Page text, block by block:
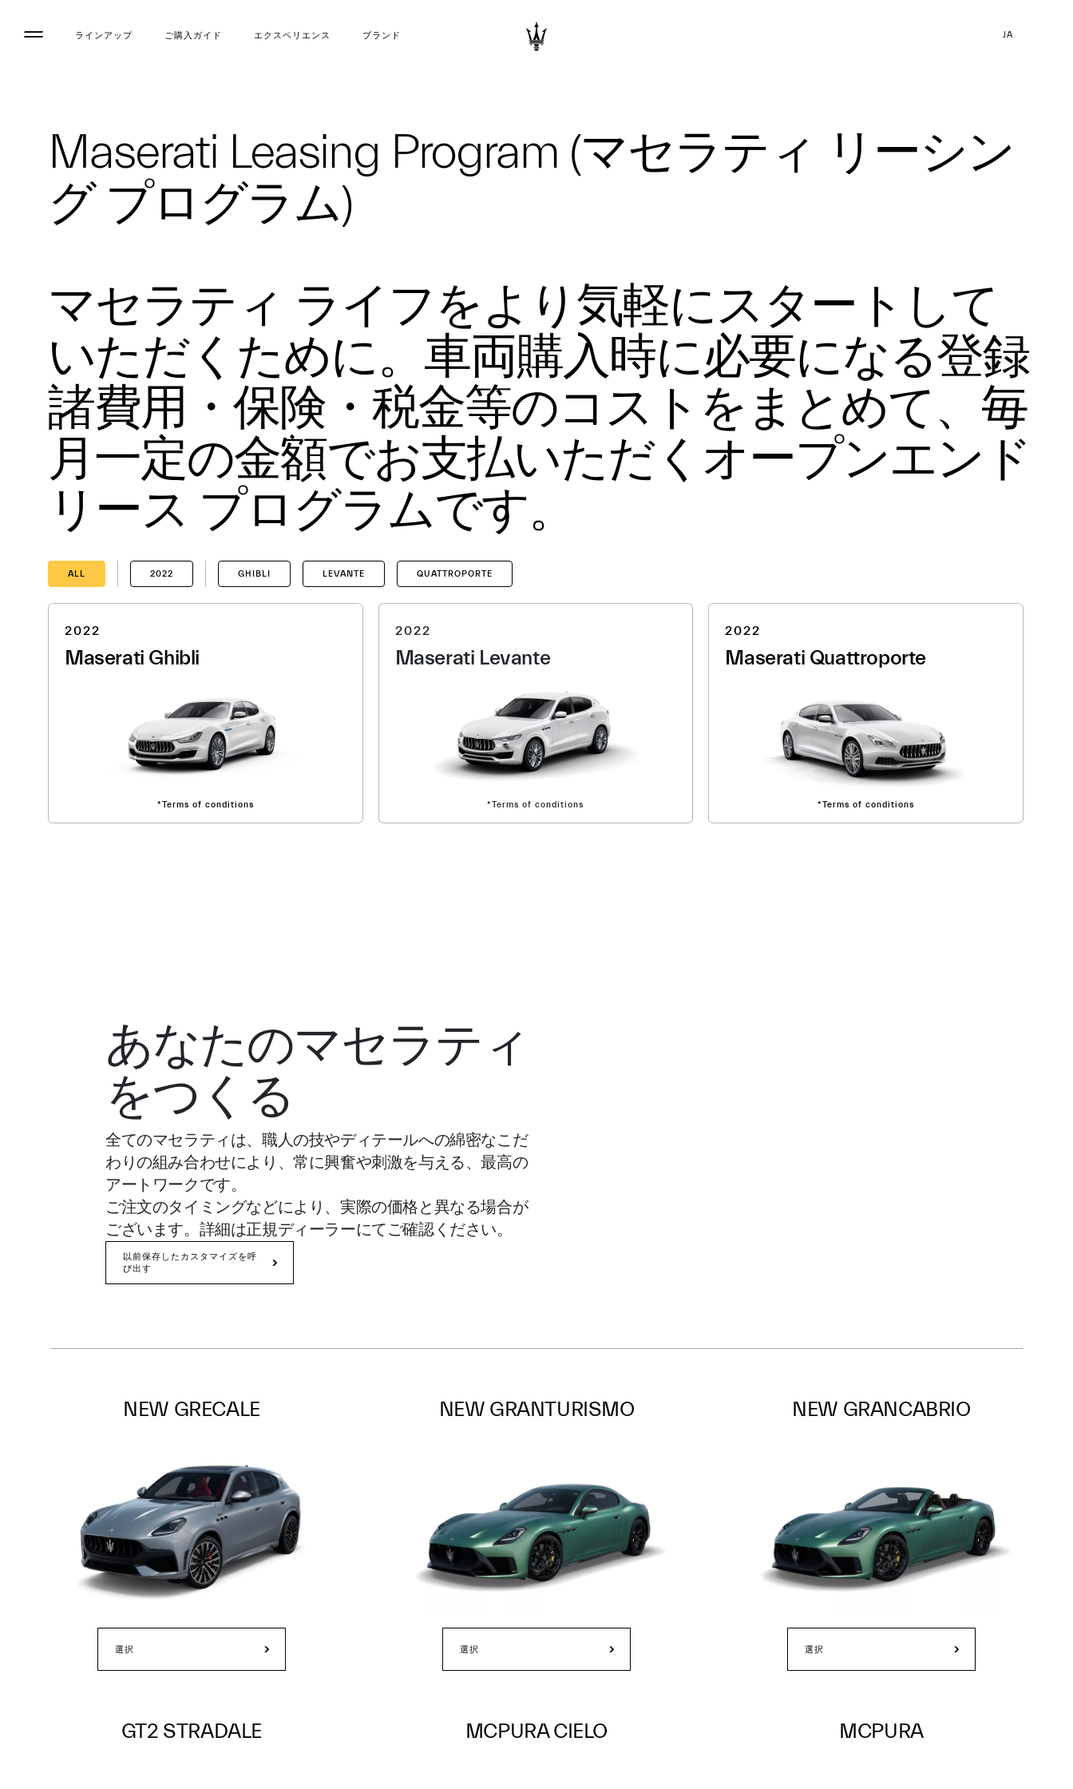
ラインアップ ご購入ガイド エクスペリエンス ブランド JA
Maserati Leasing Program (マセラティ リーシン
グ プログラム)
マセラティ ライフをより気軽にスタートして
いただくために。車両購入時に必要になる登録
諸費用・保険・税金等のコストをまとめて、毎
月一定の金額でお支払いただくオープンエンド
リース プログラムです。
ALL 2022 GHIBLI LEVANTE QUATTROPORTE
2022
Maserati Ghibli
*Terms of conditions
2022
Maserati Levante
*Terms of conditions
2022
Maserati Quattroporte
*Terms of conditions
あなたのマセラティ
をつくる
全てのマセラティは、職人の技やディテールへの綿密なこだ
わりの組み合わせにより、常に興奮や刺激を与える、最高の
アートワークです。
ご注文のタイミングなどにより、実際の価格と異なる場合が
ございます。詳細は正規ディーラーにてご確認ください。
以前保存したカスタマイズを呼
び出す
NEW GRECALE
選択
NEW GRANTURISMO
選択
NEW GRANCABRIO
選択
GT2 STRADALE MCPURA CIELO MCPURA